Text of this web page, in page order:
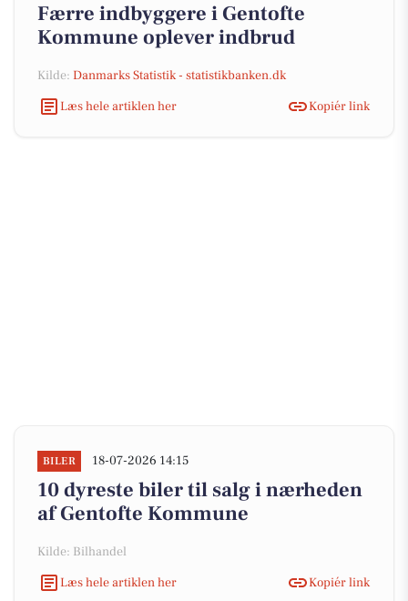
Færre indbyggere i Gentofte
Kommune oplever indbrud
Kilde: Danmarks Statistik - statistikbanken.dk
Læs hele artiklen her
Kopiér link
BILER 18-07-2026 14:15
10 dyreste biler til salg i nærheden
af Gentofte Kommune
Kilde: Bilhandel
Læs hele artiklen her
Kopiér link